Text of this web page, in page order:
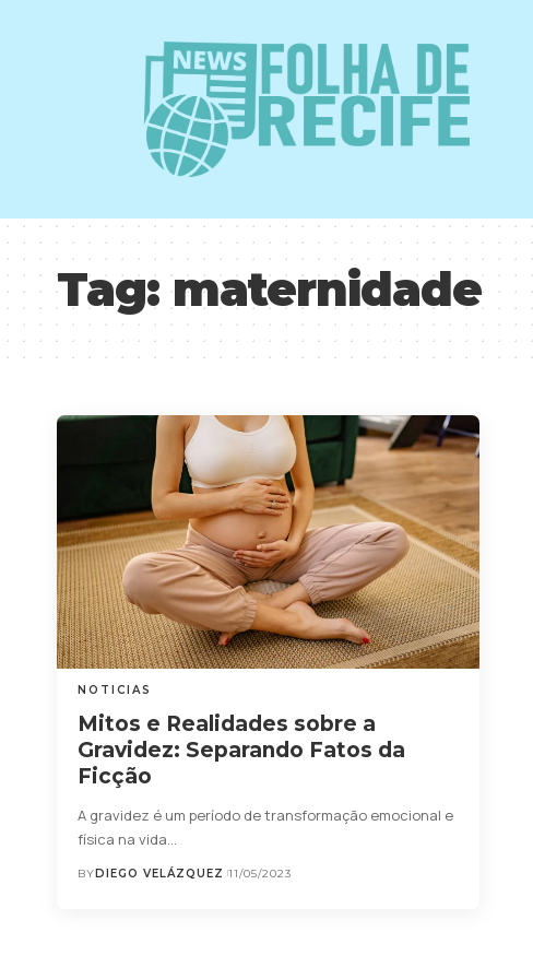
Tag:maternidade
NOTICIAS
Mitos e Realidades sobre a
Gravidez: Separando Fatos da
Ficção
A gravidez é um período de transformação emocional e
física na vida…
BYDIEGO VELÁZQUEZ 11/05/2023